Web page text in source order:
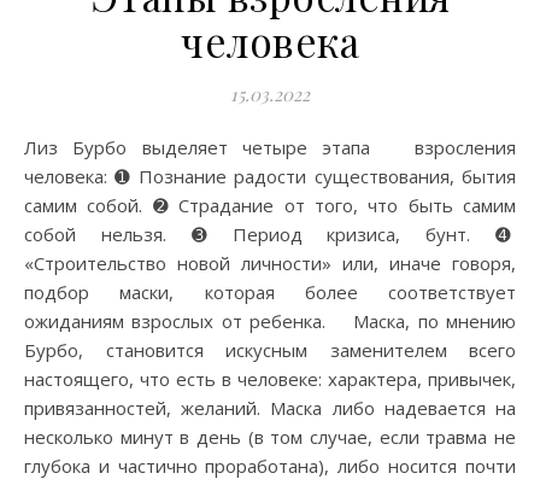
человека
15.03.2022
Лиз Бурбо выделяет четыре этапа взросления
человека: ➊ Познание радости существования, бытия
самим собой. ➋ Страдание от того, что быть самим
собой нельзя. ➌ Период кризиса, бунт. ➍
«Строительство новой личности» или, иначе говоря,
подбор маски, которая более соответствует
ожиданиям взрослых от ребенка. ⠀ Маска, по мнению
Бурбо, становится искусным заменителем всего
настоящего, что есть в человеке: характера, привычек,
привязанностей, желаний. Маска либо надевается на
несколько минут в день (в том случае, если травма не
глубока и частично проработана), либо носится почти